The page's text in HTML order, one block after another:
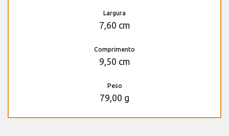
Largura
7,60 cm
Comprimento
9,50 cm
Peso
79,00 g